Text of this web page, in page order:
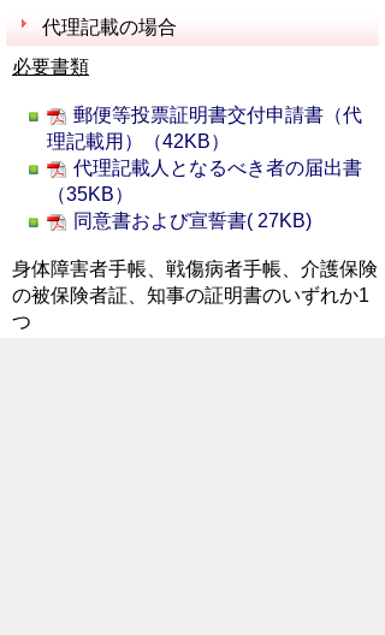
代理記載の場合
必要書類
郵便等投票証明書交付申請書（代
理記載用）（42KB）
代理記載人となるべき者の届出書
（35KB）
同意書および宣誓書( 27KB)
身体障害者手帳、戦傷病者手帳、介護保険
の被保険者証、知事の証明書のいずれか1
つ